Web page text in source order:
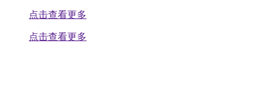
点击查看更多
点击查看更多